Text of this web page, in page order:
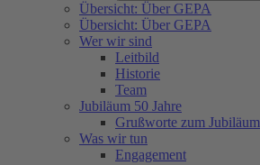
Übersicht: Über GEPA
Übersicht: Über GEPA
Wer wir sind
Leitbild
Historie
Team
Jubiläum 50 Jahre
Grußworte zum Jubiläum
Was wir tun
Engagement